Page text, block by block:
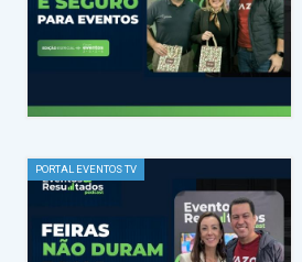
PORTAL EVENTOS TV